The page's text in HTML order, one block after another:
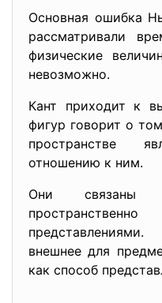
Основная ошибка
рассматривали
физические
невозможно.
Кант приходит к
фигур говорит о
пространстве
отношению к ним.
Они
внешнее для
как способ